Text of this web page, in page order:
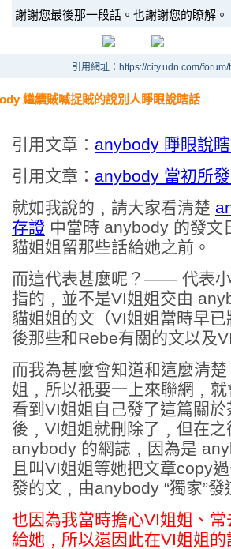
謝謝您最後那一段話。也謝謝您的瞭解。
引用網址：https://city.udn.com/
繼續賊喊捉賊的說別人睜眼說瞎話
引用文章： anybody 睜眼說
引用文章： anybody 當初所
就如我說的﹐請大家看清楚
存證 中當時 anybody 的發
貓姐姐留那些話給她之前。
而這代表甚麼呢？—— 代表
指的﹐並不是VI姐姐交由
貓姐姐的文（VI姐姐當時早
後那些和Rebe有關的文以及
而我為甚麼會知道和這麼清
姐﹐所以祇要一上來聯網﹐
看到VI姐姐自己發了這篇關
後﹐VI姐姐就刪除了﹐但在
anybody 的網誌﹐因為是
且叫VI姐姐等她把文章copy
發的文﹐由anybody “獨家”
也因為我當時擔心VI姐姐、
給她﹐所以還因此在VI姐姐